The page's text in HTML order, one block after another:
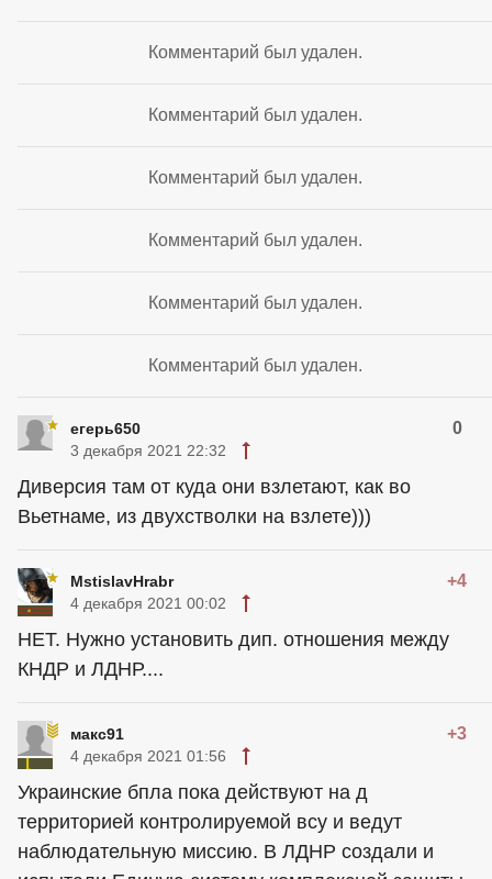
Комментарий был удален.
Комментарий был удален.
Комментарий был удален.
Комментарий был удален.
Комментарий был удален.
Комментарий был удален.
егерь650 0
3 декабря 2021 22:32
Диверсия там от куда они взлетают, как во
Вьетнаме, из двухстволки на взлете)))
MstislavHrabr +4
4 декабря 2021 00:02
НЕТ. Нужно установить дип. отношения между
КНДР и ЛДНР....
макс91 +3
4 декабря 2021 01:56
Украинские бпла пока действуют на д
территорией контролируемой всу и ведут
наблюдательную миссию. В ЛДНР создали и